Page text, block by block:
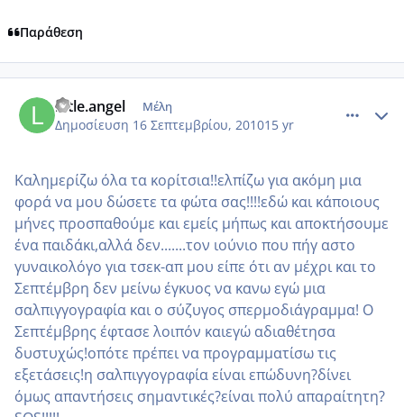
Παράθεση
little.angel Μέλη
Δημοσίευση 16 Σεπτεμβρίου, 201015 yr
Καλημερίζω όλα τα κορίτσια!!ελπίζω για ακόμη μια
φορά να μου δώσετε τα φώτα σας!!!!εδώ και κάποιους
μήνες προσπαθούμε και εμείς μήπως και αποκτήσουμε
ένα παιδάκι,αλλά δεν.......τον ιούνιο που πήγ αστο
γυναικολόγο για τσεκ-απ μου είπε ότι αν μέχρι και το
Σεπτέμβρη δεν μείνω έγκυος να κανω εγώ μια
σαλπιγγογραφία και ο σύζυγος σπερμοδιάγραμμα! Ο
Σεπτέμβρης έφτασε λοιπόν καιεγώ αδιαθέτησα
δυστυχώς!οπότε πρέπει να προγραμματίσω τις
εξετάσεις!η σαλπιγγογραφία είναι επώδυνη?δίνει
όμως απαντήσεις σημαντικές?είναι πολύ απαραίτητη?